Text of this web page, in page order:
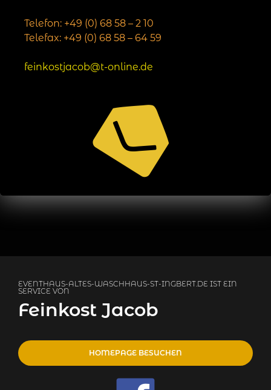
Telefon: +49 (0) 68 58 – 2 10
Telefax: +49 (0) 68 58 – 64 59
feinkostjacob@t-online.de
EVENTHAUS-ALTES-WASCHHAUS-ST-INGBERT.DE IST EIN
SERVICE VON
Feinkost Jacob
HOMEPAGE BESUCHEN